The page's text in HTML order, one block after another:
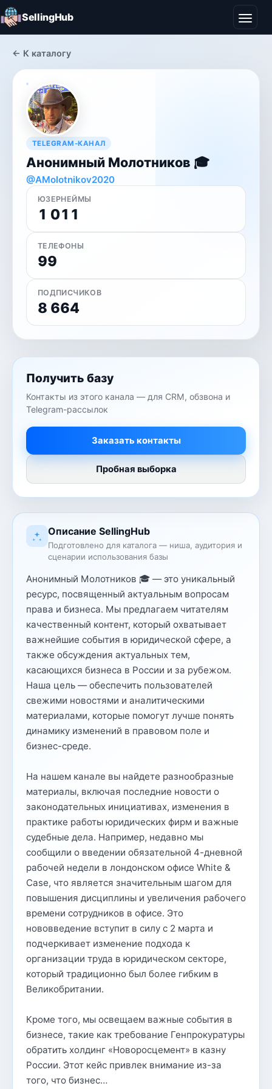
SellingHub
← К каталогу
TELEGRAM-КАНАЛ
Анонимный Молотников 🎓
@AMolotnikov2020
ЮЗЕРНЕЙМЫ
1 011
ТЕЛЕФОНЫ
99
ПОДПИСЧИКОВ
8 664
Описание SellingHub
Подготовлено для каталога — ниша, аудитория и
сценарии использования базы
Анонимный Молотников 🎓 — это уникальный
ресурс, посвященный актуальным вопросам
права и бизнеса. Мы предлагаем читателям
качественный контент, который охватывает
важнейшие события в юридической сфере, а
также обсуждения актуальных тем,
касающихся бизнеса в России и за рубежом.
Наша цель — обеспечить пользователей
свежими новостями и аналитическими
материалами, которые помогут лучше понять
динамику изменений в правовом поле и
бизнес-среде.
На нашем канале вы найдете разнообразные
материалы, включая последние новости о
законодательных инициативах, изменения в
практике работы юридических фирм и важные
судебные дела. Например, недавно мы
сообщили о введении обязательной 4-дневной
рабочей недели в лондонском офисе White &
Case, что является значительным шагом для
повышения дисциплины и увеличения рабочего
времени сотрудников в офисе. Это
нововведение вступит в силу с 2 марта и
подчеркивает изменение подхода к
организации труда в юридическом секторе,
который традиционно был более гибким в
Великобритании.
Кроме того, мы освещаем важные события в
бизнесе, такие как требование Генпрокуратуры
обратить холдинг «Новоросцемент» в казну
России. Этот кейс привлек внимание из-за
того, что бизнес…
Получить базу
Контакты из этого канала — для CRM, обзвона и
Telegram-рассылок
Заказать контакты
Пробная выборка